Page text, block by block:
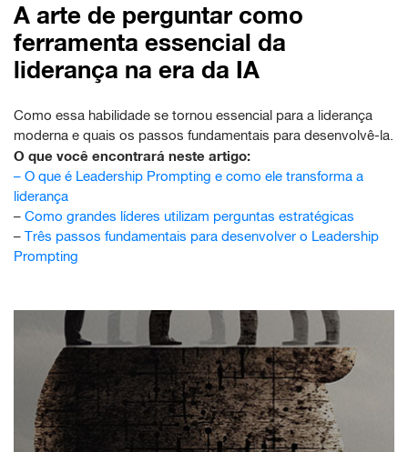
A arte de perguntar como
ferramenta essencial da
liderança na era da IA
Como essa habilidade se tornou essencial para a liderança
moderna e quais os passos fundamentais para desenvolvê-la.
O que você encontrará neste artigo:
– O que é Leadership Prompting e como ele transforma a
liderança
– Como grandes líderes utilizam perguntas estratégicas
– Três passos fundamentais para desenvolver o Leadership
Prompting